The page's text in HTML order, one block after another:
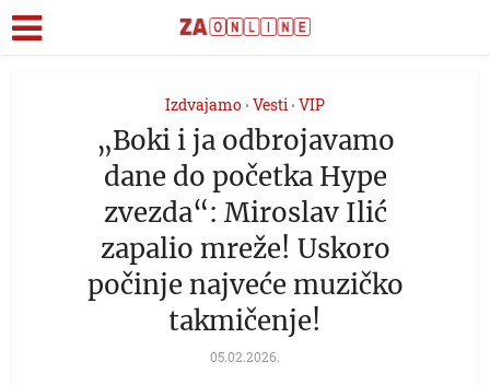
Izdvajamo • Vesti • VIP
„Boki i ja odbrojavamo
dane do početka Hype
zvezda“: Miroslav Ilić
zapalio mreže! Uskoro
počinje najveće muzičko
takmičenje!
05.02.2026.